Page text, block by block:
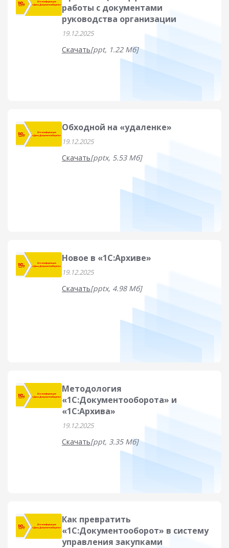
работы с документами
руководства организации
19.12.2025
Скачать[ppt, 1.22 Мб]
Обходной на «удаленке»
19.12.2025
Скачать[pptx, 5.53 Мб]
Новое в «1С:Архиве»
19.12.2025
Скачать[pptx, 4.98 Мб]
Методология
«1С:Документооборота» и
«1С:Архива»
19.12.2025
Скачать[ppt, 3.35 Мб]
Как превратить
«1С:Документооборот» в систему
управления закупками